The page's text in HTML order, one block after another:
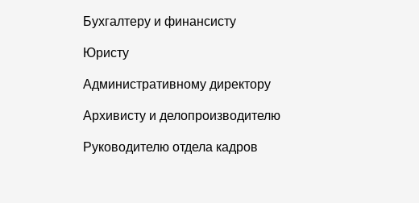
Бухгалтеру и финансисту
Юристу
Административному директору
Архивисту и делопроизводителю
Руководителю отдела кадров